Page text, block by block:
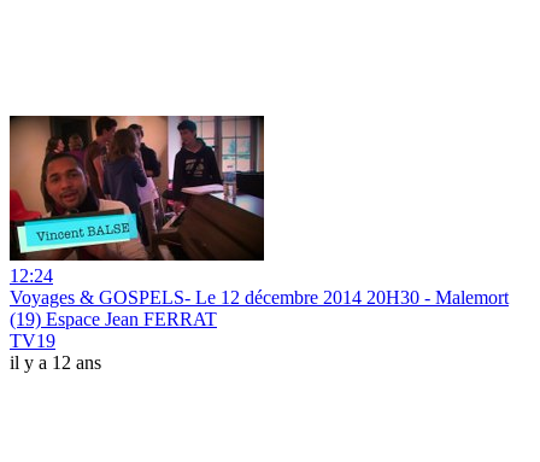
12:24
Voyages & GOSPELS- Le 12 décembre 2014 20H30 - Malemort
(19) Espace Jean FERRAT
TV19
il y a 12 ans